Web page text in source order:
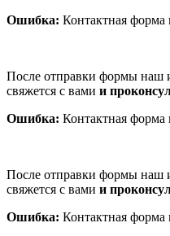
Ошибка: Контактная форма
После отправки формы наш
свяжется с вами и
Ошибка: Контактная форма
После отправки формы наш
свяжется с вами и
Ошибка: Контактная форма